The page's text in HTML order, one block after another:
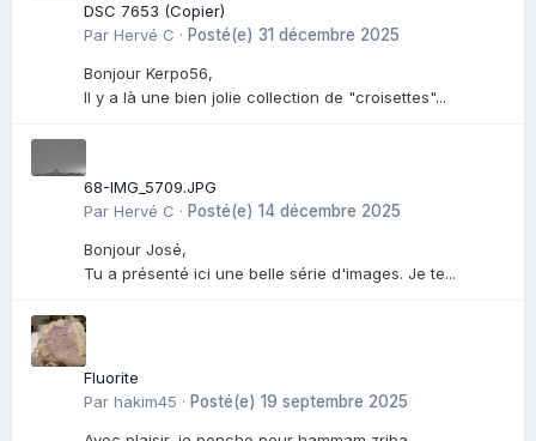
DSC 7653 (Copier)
Par Hervé C · Posté(e) 31 décembre 2025
Bonjour Kerpo56,
Il y a là une bien jolie collection de "croisettes"...
68-IMG_5709.JPG
Par Hervé C · Posté(e) 14 décembre 2025
Bonjour José,
Tu a présenté ici une belle série d'images. Je te...
Fluorite
Par hakim45 · Posté(e) 19 septembre 2025